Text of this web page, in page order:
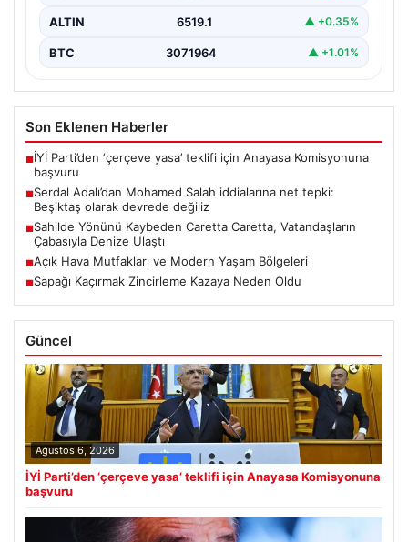
ALTIN 6519.1 ▲ +0.35%
BTC 3071964 ▲ +1.01%
Son Eklenen Haberler
■İYİ Parti’den ‘çerçeve yasa’ teklifi için Anayasa Komisyonuna
başvuru
■Serdal Adalı’dan Mohamed Salah iddialarına net tepki:
Beşiktaş olarak devrede değiliz
■Sahilde Yönünü Kaybeden Caretta Caretta, Vatandaşların
Çabasıyla Denize Ulaştı
■Açık Hava Mutfakları ve Modern Yaşam Bölgeleri
■Sapağı Kaçırmak Zincirleme Kazaya Neden Oldu
Güncel
Ağustos 6, 2026
İYİ Parti’den ‘çerçeve yasa’ teklifi için Anayasa Komisyonuna
başvuru